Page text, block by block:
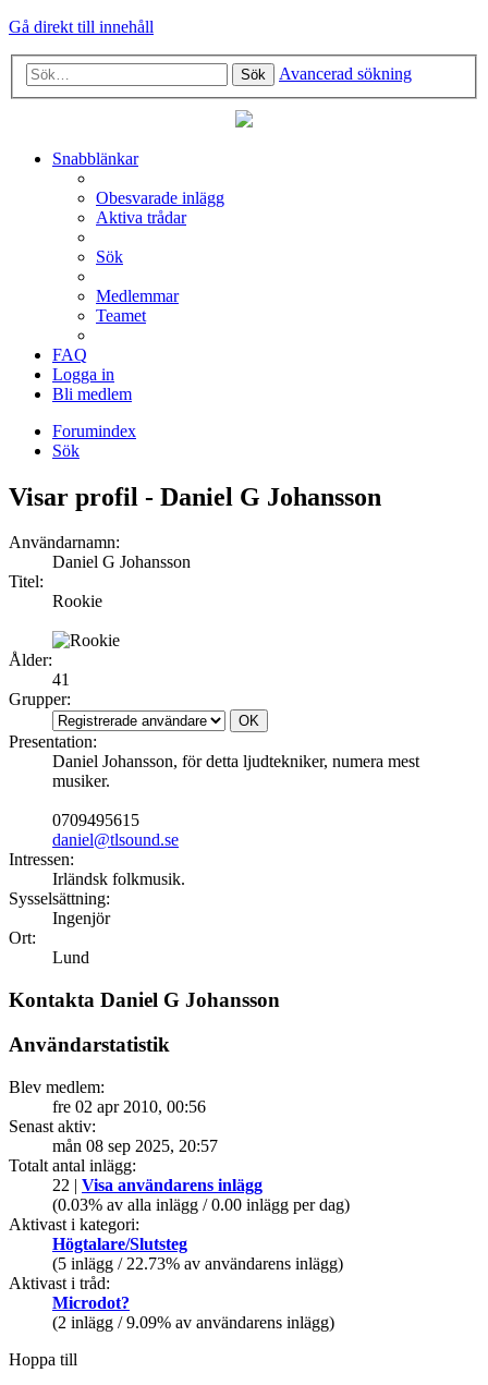
Gå direkt till innehåll
Sök Avancerad sökning
Snabblänkar
Obesvarade inlägg
Aktiva trådar
Sök
Medlemmar
Teamet
FAQ
Logga in
Bli medlem
Forumindex
Sök
Visar profil - Daniel G Johansson
Användarnamn:
Daniel G Johansson
Titel:
Rookie
Ålder:
41
Grupper:
Presentation:
Daniel Johansson, för detta ljudtekniker, numera mest
musiker.
0709495615
daniel@tlsound.se
Intressen:
Irländsk folkmusik.
Sysselsättning:
Ingenjör
Ort:
Lund
Kontakta Daniel G Johansson
Användarstatistik
Blev medlem:
fre 02 apr 2010, 00:56
Senast aktiv:
mån 08 sep 2025, 20:57
Totalt antal inlägg:
22 | Visa användarens inlägg
(0.03% av alla inlägg / 0.00 inlägg per dag)
Aktivast i kategori:
Högtalare/Slutsteg
(5 inlägg / 22.73% av användarens inlägg)
Aktivast i tråd:
Microdot?
(2 inlägg / 9.09% av användarens inlägg)
Hoppa till